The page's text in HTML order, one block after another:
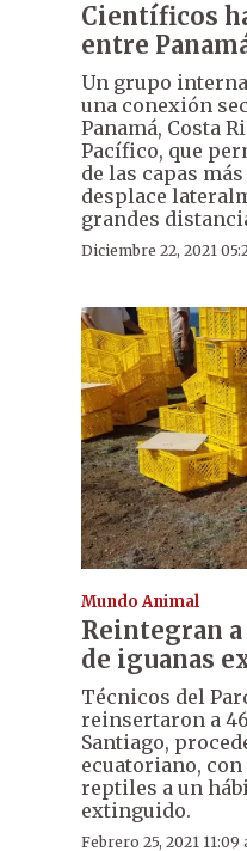
Científicos
entre
Un grupo
una conexión
Panamá, Costa
Pacífico, que
de las capas
desplace
grandes
Diciembre 22, 2021
Mundo Animal
Reintegran a
de iguanas
Técnicos del
reinsertaron a
Santiago,
ecuatoriano,
reptiles a un
extinguido.
Febrero 25, 2021 11:09